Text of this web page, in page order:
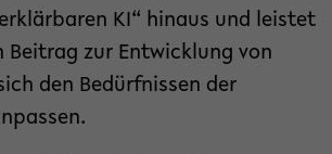
KI“ hinaus und leistet
Beitrag zur Entwicklung von
den Bedürfnissen der